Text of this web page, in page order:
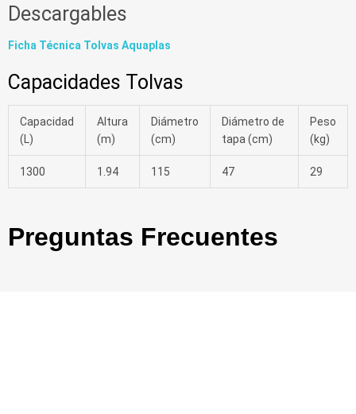
Descargables
Ficha Técnica Tolvas Aquaplas
Capacidades Tolvas
Capacidad
(L)
Altura
(m)
Diámetro
(cm)
Diámetro de
tapa (cm)
Peso
(kg)
1300 1.94 115 47 29
Preguntas Frecuentes